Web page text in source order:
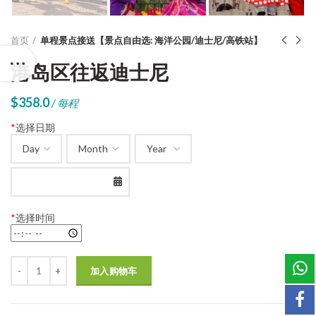
首页 单程景点接送【景点自由选: 海洋公园/迪士尼/高铁站】
港岛区往返迪士尼
$358.0/ 每程
*选择日期
*选择时间
加入购物车